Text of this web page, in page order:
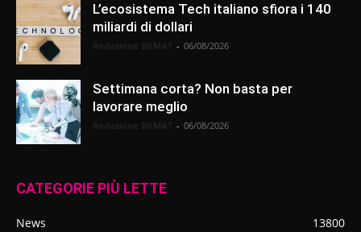
L’ecosistema Tech italiano sfiora i 140
miliardi di dollari
- 06/08/2026
Settimana corta? Non basta per
lavorare meglio
- 06/08/2026
CATEGORIE PIÙ LETTE
News
13800